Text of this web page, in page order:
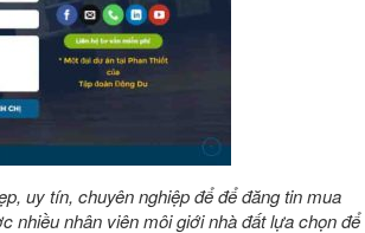
uy tín, chuyên nghiệp để để đăng tin mua
nhân viên môi giới nhà đất lựa chọn để